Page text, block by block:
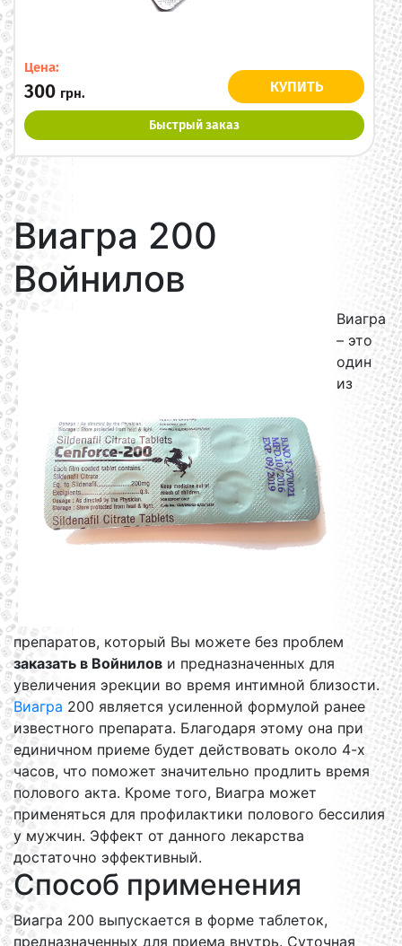
Цена:
300 грн. КУПИТЬ
Быстрый заказ
Виагра 200
Войнилов
Виагра
– это
один
из
препаратов, который Вы можете без проблем
заказать в Войнилов и предназначенных для
увеличения эрекции во время интимной близости.
Виагра 200 является усиленной формулой ранее
известного препарата. Благодаря этому она при
единичном приеме будет действовать около 4-х
часов, что поможет значительно продлить время
полового акта. Кроме того, Виагра может
применяться для профилактики полового бессилия
у мужчин. Эффект от данного лекарства
достаточно эффективный.
Способ применения
Виагра 200 выпускается в форме таблеток,
предназначенных для приема внутрь. Суточная